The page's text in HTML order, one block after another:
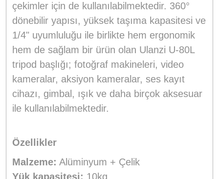
çekimler için de kullanılabilmektedir. 360°
dönebilir yapısı, yüksek taşıma kapasitesi ve
1/4" uyumluluğu ile birlikte hem ergonomik
hem de sağlam bir ürün olan Ulanzi U-80L
tripod başlığı; fotoğraf makineleri, video
kameralar, aksiyon kameralar, ses kayıt
cihazı, gimbal, ışık ve daha birçok aksesuar
ile kullanılabilmektedir.
Özellikler
Malzeme: Alüminyum + Çelik
Yük kapasitesi: 10kg